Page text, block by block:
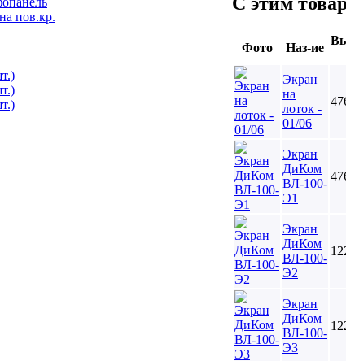
пов.кр.
Фото Наз-ие
Экран
на
лоток -
01/06
Экран
ДиКом
ВЛ-100-
Э1
Экран
ДиКом
ВЛ-100-
Э2
Экран
ДиКом
ВЛ-100-
Э3